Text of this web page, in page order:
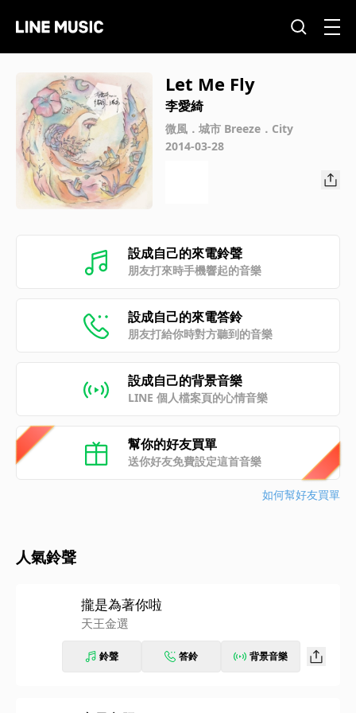
Let Me Fly
李愛綺
微風．城市 Breeze．City
2014-03-28
設成自己的來電鈴聲
朋友打來時手機響起的音樂
設成自己的來電答鈴
朋友打給你時對方聽到的音樂
設成自己的背景音樂
LINE 個人檔案頁的心情音樂
幫你的好友買單
送你好友免費設定這首音樂
如何幫好友買單
人氣鈴聲
攏是為著你啦
天王金選
鈴聲 答鈴 背景音樂